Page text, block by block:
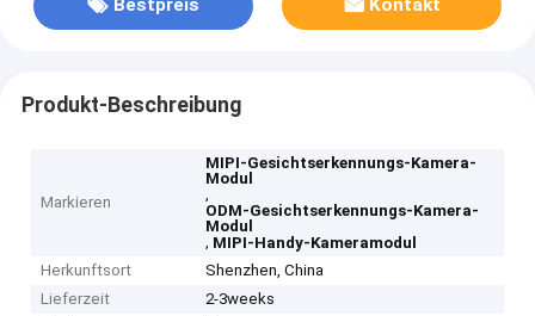
Bestpreis Kontakt
Produkt-Beschreibung
Markieren
MIPI-Gesichtserkennungs-Kamera-
Modul
,
ODM-Gesichtserkennungs-Kamera-
Modul
, MIPI-Handy-Kameramodul
Herkunftsort
Shenzhen, China
Lieferzeit
2-3weeks